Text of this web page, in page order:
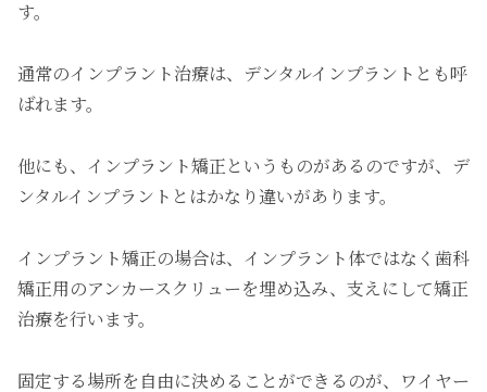
す。
通常のインプラント治療は、デンタルインプラントとも呼
ばれます。
他にも、インプラント矯正というものがあるのですが、デ
ンタルインプラントとはかなり違いがあります。
インプラント矯正の場合は、インプラント体ではなく歯科
矯正用のアンカースクリューを埋め込み、支えにして矯正
治療を行います。
固定する場所を自由に決めることができるのが、ワイヤー